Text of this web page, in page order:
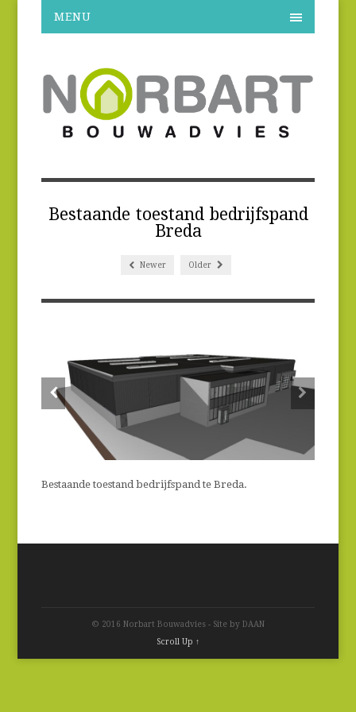
MENU
Bestaande toestand bedrijfspand
Breda
Newer Older
Bestaande toestand bedrijfspand te Breda.
© 2016 Norbart Bouwadvies - Site by DAAN
Scroll Up ↑